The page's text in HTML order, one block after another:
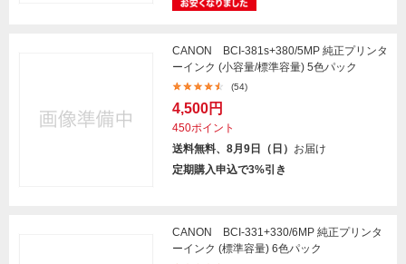
CANON BCI-381s+380/5MP 純正プリンタ
ーインク (小容量/標準容量) 5色パック
(54)
4,500円
450ポイント
送料無料、8月9日（日） お届け
定期購入申込で3%引き
CANON BCI-331+330/6MP 純正プリンタ
ーインク (標準容量) 6色パック